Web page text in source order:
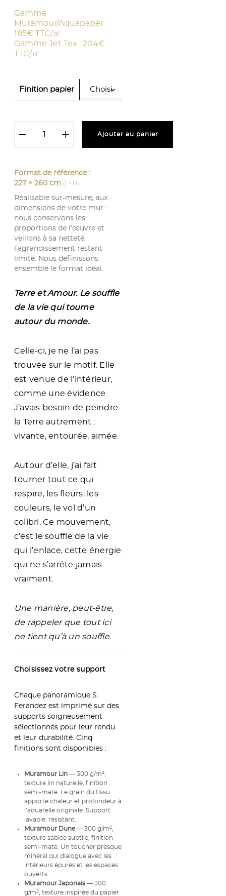
Finition papier
i
t
d
e
T
e
r
e
t
m
u
Ajouter au panier
Format de référence :
227 × 260 cm (l × H)
Réalisable sur-mesure, aux
dimensions de votre mur :
nous conservons les
proportions de l’œuvre et
veillons à sa netteté,
l’agrandissement restant
limité. Nous définissons
ensemble le format idéal.
Terre et Amour. Le souffle
de la vie qui tourne
autour du monde.
Celle-ci, je ne l’ai pas
trouvée sur le motif. Elle
est venue de l’intérieur,
comme une évidence.
J’avais besoin de peindre
la Terre autrement :
vivante, entourée, aimée.
Autour d’elle, j’ai fait
tourner tout ce qui
respire, les fleurs, les
couleurs, le vol d’un
colibri. Ce mouvement,
c’est le souffle de la vie
qui l’enlace, cette énergie
qui ne s’arrête jamais
vraiment.
Une manière, peut-être,
de rappeler que tout ici
ne tient qu’à un souffle.
Choisissez votre support
Chaque panoramique S.
Ferandez est imprimé sur des
supports soigneusement
sélectionnés pour leur rendu
et leur durabilité. Cinq
finitions sont disponibles :
Muramour Lin — 300 g/m²,
texture lin naturelle, finition
semi-mate. Le grain du tissu
apporte chaleur et profondeur à
l’aquarelle originale. Support
lavable, résistant.
Muramour Dune— 300 g/m²,
texture sablée subtile, finition
semi-mate. Un toucher presque
minéral qui dialogue avec les
intérieurs épurés et les espaces
ouverts.
Muramour Japonais — 300
g/m², texture inspirée du papier